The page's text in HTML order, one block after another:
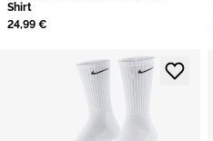
Shirt
24,99 €